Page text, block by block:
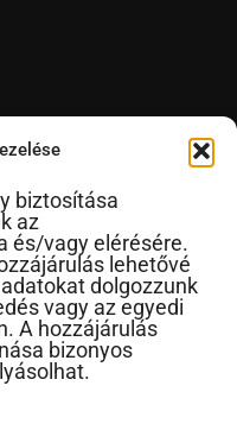
biztosítása
az
és/vagy elérésére.
lehetővé
dolgozzunk
vagy az egyedi
A hozzájárulás
bizonyos